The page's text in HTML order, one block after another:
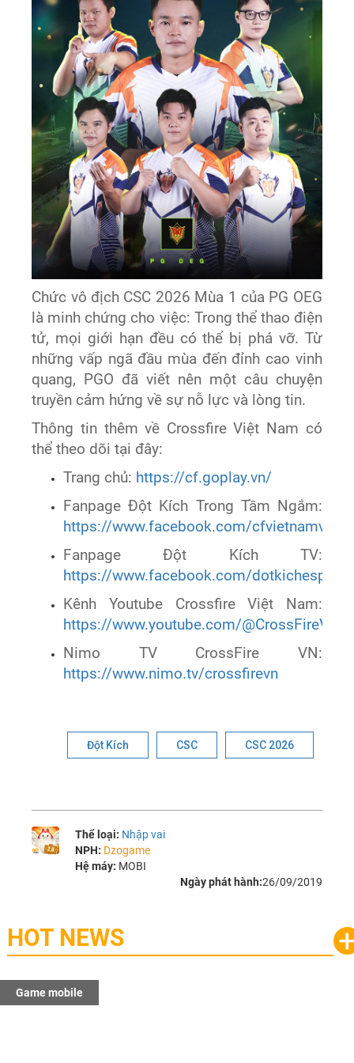
Chức vô địch CSC 2026 Mùa 1 của PG OEG
là minh chứng cho việc: Trong thể thao điện
tử, mọi giới hạn đều có thể bị phá vỡ. Từ
những vấp ngã đầu mùa đến đỉnh cao vinh
quang, PGO đã viết nên một câu chuyện
truyền cảm hứng về sự nỗ lực và lòng tin.
Thông tin thêm về Crossfire Việt Nam có
thể theo dõi tại đây:
Trang chủ: https://cf.goplay.vn/
Fanpage Đột Kích Trong Tầm Ngắm:
https://www.facebook.com/cfvietnamvtc
Fanpage Đột Kích TV:
https://www.facebook.com/
Kênh Youtube Crossfire Việt Nam:
https://www.youtube.com/
Nimo TV CrossFire VN:
https://www.nimo.tv/crossfirevn
Đột Kích CSC CSC 2026
Thể loại: Nhập vai
NPH: Dzogame
Hệ máy: MOBI
Ngày phát hành:26/09/2019
HOT NEWS
Game mobile